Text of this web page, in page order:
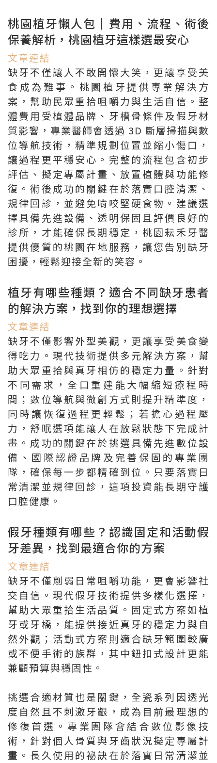
桃園植牙懶人包｜費用、流程、術後
保養解析，桃園植牙這樣選最安心
文章連結
缺牙不僅讓人不敢開懷大笑，更讓享受美
食成為難事。桃園植牙提供專業解決方
案，幫助民眾重拾咀嚼力與生活自信。整
體費用受植體品牌、牙槽骨條件及假牙材
質影響，專業醫師會透過 3D 斷層掃描與數
位導航技術，精準規劃位置並縮小傷口，
讓過程更平穩安心。完整的流程包含初步
評估、擬定專屬計畫、放置植體與功能修
復。術後成功的關鍵在於落實口腔清潔、
規律回診，並避免啃咬堅硬食物。建議選
擇具備先進設備、透明保固且評價良好的
診所，才能確保長期穩定，桃園耘禾牙醫
提供優質的桃園在地服務，讓您告別缺牙
困擾，輕鬆迎接全新的笑容。
植牙有哪些種類？適合不同缺牙患者
的解決方案，找到你的理想選擇
文章連結
缺牙不僅影響外型美觀，更讓享受美食變
得吃力。現代技術提供多元解決方案，幫
助大眾重拾與真牙相仿的穩定力量。針對
不同需求，全口重建能大幅縮短療程時
間；數位導航與微創方式則提升精準度，
同時讓恢復過程更輕鬆；若擔心過程壓
力，舒眠選項能讓人在放鬆狀態下完成計
畫。成功的關鍵在於挑選具備先進數位設
備、國際認證品牌及完善保固的專業團
隊，確保每一步都精確到位。只要落實日
常清潔並規律回診，這項投資能長期守護
口腔健康。
假牙種類有哪些？認識固定和活動假
牙差異，找到最適合你的方案
文章連結
缺牙不僅削弱日常咀嚼功能，更會影響社
交自信。現代假牙技術提供多樣化選擇，
幫助大眾重拾生活品質。固定式方案如植
牙或牙橋，能提供接近真牙的穩定力與自
然外觀；活動式方案則適合缺牙範圍較廣
或不便手術的族群，其中鈕扣式設計更能
兼顧預算與穩固性。
挑選合適材質也是關鍵，全瓷系列因透光
度自然且不刺激牙齦，成為目前最理想的
修復首選。專業團隊會結合數位影像技
術，針對個人骨質與牙齒狀況擬定專屬計
畫。長久使用的祕訣在於落實日常清潔並